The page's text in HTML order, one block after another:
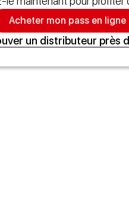
Acheter mon pass en ligne
un distributeur près